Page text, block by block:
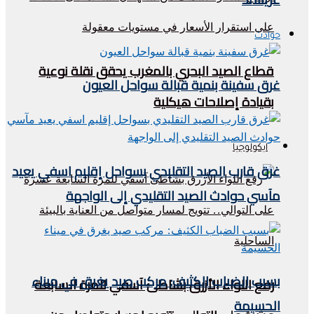
قطاع الصيد البحري بالمغرب يحقق نقلة نوعية
بقيادة إصلاحات هيكلية
ايكولوجيا
رفع اللواء الأزرق بشاطئ آسفي للمرة السابعة
حوادث
غرق سفينة بنمية قبالة سواحل العيون
غرق قارب الصيد التقليدي بسواحل إقليم اسفي يعيد
مآسي حوادث الصيد التقليدي إلى الواجهة
بسبب الضباب الكثيف: مركب صيد يغرق في ميناء
الحسيمة